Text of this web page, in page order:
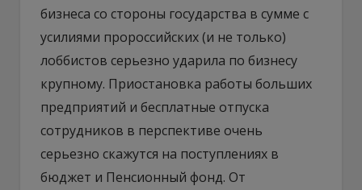
бизнеса со стороны государства в сумме с
усилиями пророссийских (и не только)
лоббистов серьезно ударила по бизнесу
крупному. Приостановка работы больших
предприятий и бесплатные отпуска
сотрудников в перспективе очень
серьезно скажутся на поступлениях в
бюджет и Пенсионный фонд. От